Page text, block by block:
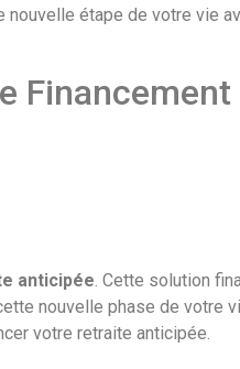
étape de votre vie
Financement
anticipée. Cette solution
nouvelle phase de votre
votre retraite anticipée.